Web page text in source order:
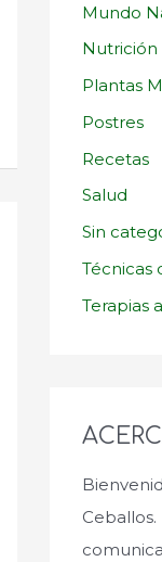
Mundo
Nutrición
Plantas
Postres
Recetas
Salud
Sin
Técnicas
Terapias